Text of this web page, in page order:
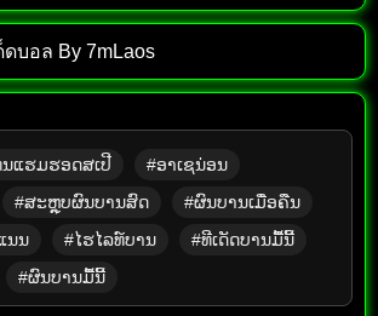
ด​บอล​ By​ 7mLaos
ນແຮມຮອດສເປີ
#ອາເຊນ່ອນ
#ສະຫຼຸບຜົນບານສົດ
#ຜົນບານເມື່ອຄືນ
ນນ
#ໄຮໄລທ໌ບານ
#ທີເດັດບານມື້ນີ້
#ຜົນບານມື້ນີ້